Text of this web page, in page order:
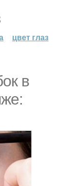
цвет глаз
в